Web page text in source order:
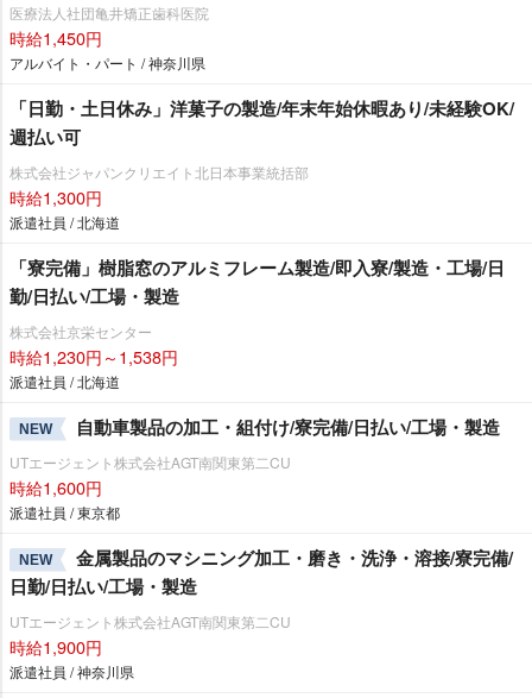
医療法人社団亀井矯正歯科医院
時給1,450円
アルバイト・パート / 神奈川県
「日勤・土日休み」洋菓子の製造/年末年始休暇あり/未経験OK/
週払い可
株式会社ジャパンクリエイト北日本事業統括部
時給1,300円
派遣社員 / 北海道
「寮完備」樹脂窓のアルミフレーム製造/即入寮/製造・工場/日
勤/日払い/工場・製造
株式会社京栄センター
時給1,230円～1,538円
派遣社員 / 北海道
NEW 自動車製品の加工・組付け/寮完備/日払い/工場・製造
UTエージェント株式会社AGT南関東第二CU
時給1,600円
派遣社員 / 東京都
NEW
金属製品のマシニング加工・磨き・洗浄・溶接/寮完備/
日勤/日払い/工場・製造
UTエージェント株式会社AGT南関東第二CU
時給1,900円
派遣社員 / 神奈川県